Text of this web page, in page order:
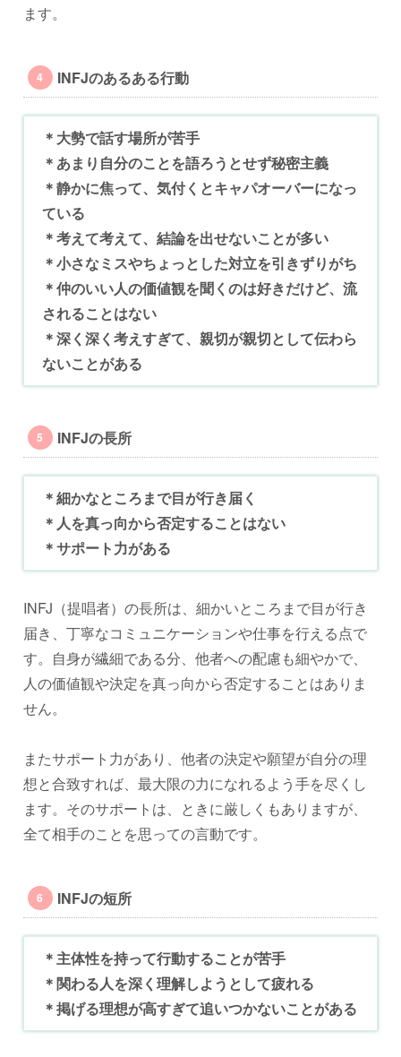
ます。
INFJのあるある行動
＊大勢で話す場所が苦手
＊あまり自分のことを語ろうとせず秘密主義
＊静かに焦って、気付くとキャパオーバーになっ
ている
＊考えて考えて、結論を出せないことが多い
＊小さなミスやちょっとした対立を引きずりがち
＊仲のいい人の価値観を聞くのは好きだけど、流
されることはない
＊深く深く考えすぎて、親切が親切として伝わら
ないことがある
INFJの長所
＊細かなところまで目が行き届く
＊人を真っ向から否定することはない
＊サポート力がある
INFJ（提唱者）の長所は、細かいところまで目が行き
届き、丁寧なコミュニケーションや仕事を行える点で
す。自身が繊細である分、他者への配慮も細やかで、
人の価値観や決定を真っ向から否定することはありま
せん。
またサポート力があり、他者の決定や願望が自分の理
想と合致すれば、最大限の力になれるよう手を尽くし
ます。そのサポートは、ときに厳しくもありますが、
全て相手のことを思っての言動です。
INFJの短所
＊主体性を持って行動することが苦手
＊関わる人を深く理解しようとして疲れる
＊掲げる理想が高すぎて追いつかないことがある